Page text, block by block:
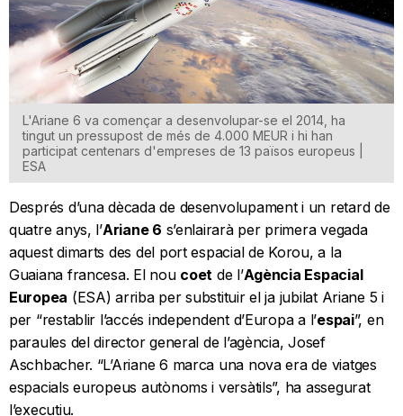
L'Ariane 6 va començar a desenvolupar-se el 2014, ha
tingut un pressupost de més de 4.000 MEUR i hi han
participat centenars d'empreses de 13 països europeus |
ESA
Després d’una dècada de desenvolupament i un retard de
quatre anys, l’Ariane 6 s’enlairarà per primera vegada
aquest dimarts des del port espacial de Korou, a la
Guaiana francesa. El nou coet de l’Agència Espacial
Europea (ESA) arriba per substituir el ja jubilat Ariane 5 i
per “restablir l’accés independent d’Europa a l’espai”, en
paraules del director general de l’agència, Josef
Aschbacher. “L’Ariane 6 marca una nova era de viatges
espacials europeus autònoms i versàtils”, ha assegurat
l’executiu.